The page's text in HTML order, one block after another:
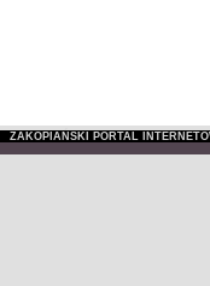
ZAKOPIAŃSKI PORTAL